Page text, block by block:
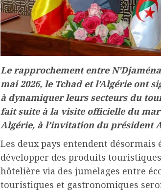
Le rapprochement entre
mai 2026, le Tchad et l’Algérie ont
à dynamiquer leurs secteurs du
fait suite à la visite officielle du
Algérie, à l’invitation du président
Les deux pays entendent
développer des produits
hôtelière via des jumelages entre
touristiques et gastronomiques